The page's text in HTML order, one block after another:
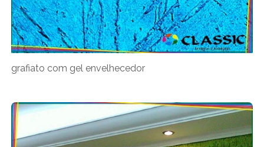
grafiato com gel envelhecedor